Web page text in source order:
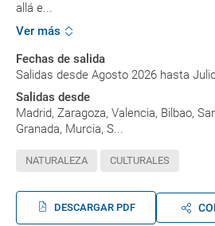
allá e...
Ver más
Fechas de salida
Salidas desde Agosto 2026 hasta
Salidas desde
Madrid, Zaragoza, Valencia, Bilbao,
Granada, Murcia, S...
NATURALEZA CULTURALES
DESCARGAR PDF